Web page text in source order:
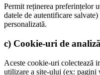
Permit reținerea preferințelor
datele de autentificare
personalizată.
c) Cookie-uri de
Aceste cookie-uri colectează
utilizare a site-ului (ex: pagini